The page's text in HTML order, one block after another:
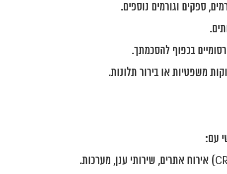
ספקים וגורמים נוספים.
בכפוף להסכמתך.
משפטיות או בירור תלונות.
עם: